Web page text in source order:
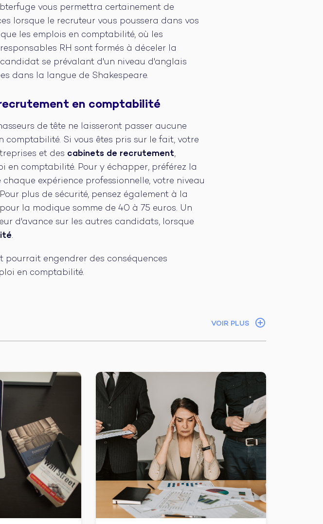
vous permettra certainement de
lorsque le recruteur vous poussera dans vos
les emplois en comptabilité, où les
RH sont formés à déceler la
se prévalant d'un niveau d'anglais
dans la langue de Shakespeare.
en comptabilité
de tête ne laisseront passer aucune
Si vous êtes pris sur le fait, votre
et des cabinets de recrutement,
en comptabilité. Pour y échapper, préférez la
expérience professionnelle, votre niveau
plus de sécurité, pensez également à la
la modique somme de 40 à 75 euros. Un
d'avance sur les autres candidats, lorsque
.
pourrait engendrer des conséquences
en comptabilité.
VOIR PLUS